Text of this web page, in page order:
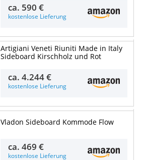
ca. 590 €
kostenlose Lieferung
Artigiani Veneti Riuniti Made in Italy
Sideboard Kirschholz und Rot
ca.4.244 €
kostenlose Lieferung
Vladon Sideboard Kommode Flow
ca.469 €
kostenlose Lieferung